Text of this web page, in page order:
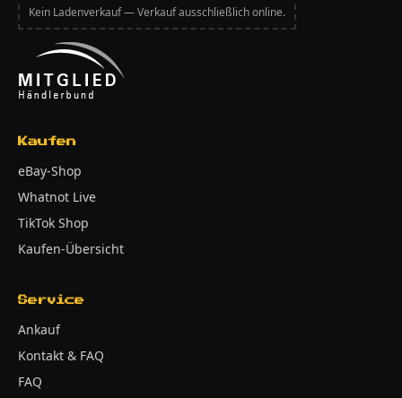
Kein Ladenverkauf — Verkauf ausschließlich online.
Kaufen
eBay-Shop
Whatnot Live
TikTok Shop
Kaufen-Übersicht
Service
Ankauf
Kontakt & FAQ
FAQ